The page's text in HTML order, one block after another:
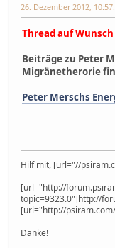
26. Dezember 2012,
Thread auf
Beiträge zu Peter
Migränetherorie
Peter Merschs
Hilf mit, [url="//
[url="http://
topic=9323.0"]http://
[url="http://
Danke!